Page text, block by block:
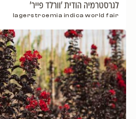
לגרסטרמיה הודית 'וורלד פייר'
lagerstroemia indica world fair